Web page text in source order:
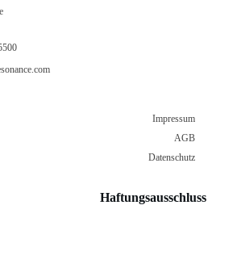
Impressum
AGB
Datenschutz
Haftungsausschluss